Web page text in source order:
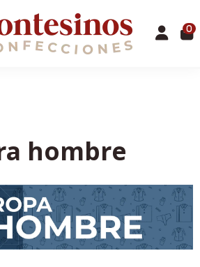
0
hombre